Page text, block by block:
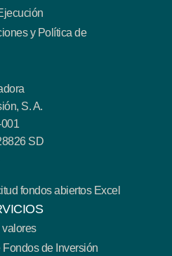
y Política de
S. A.
SD
fondos abiertos Excel
valores
de Inversión